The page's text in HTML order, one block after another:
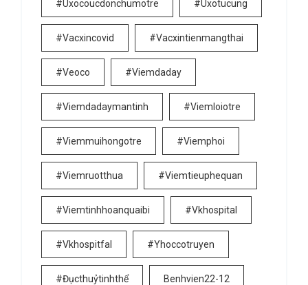
#uxocoucdonchumotre #uxotucung
#vacxincovid #vacxintienmangthai
#veoco #viemdaday
#viemdadaymantinh #viemloiotre
#viemmuihongotre #viemphoi
#viemruotthua #viemtieuphequan
#viemtinhhoanquaibi #vkhospital
#vkhospitfal #yhoccotruyen
#đụcthuỷtinhthể Benhvien22-12